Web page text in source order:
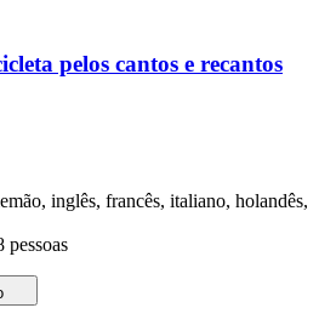
pelos cantos e recantos
inglês, francês, italiano, holandês,
pessoas